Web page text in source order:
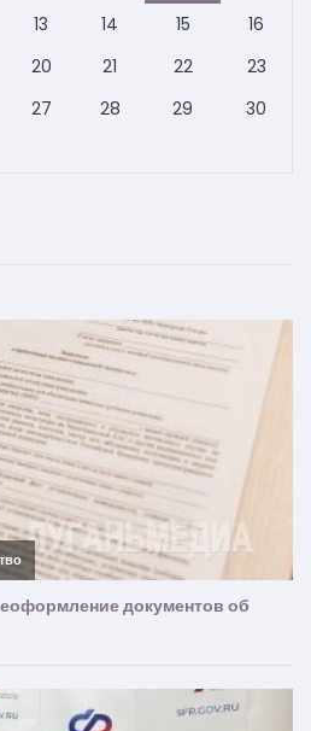
13 14 15
16
20 21 22
23
27 28 29
30